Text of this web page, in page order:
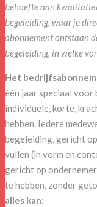
behoefte aan
begeleiding, waar je
abonnement ontstaan
begeleiding, in welke
Het
één jaar speciaal voor
individuele, korte,
hebben. Iedere
begeleiding, gericht
vullen (in vorm en
gericht op
te hebben, zonder
alles kan: